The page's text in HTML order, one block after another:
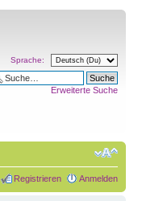
Sprache:
Erweiterte Suche
Registrieren Anmelden